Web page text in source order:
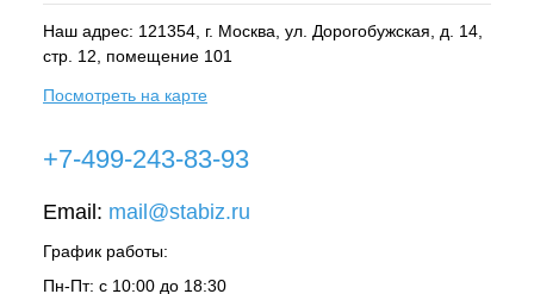
Наш адрес: 121354, г. Москва , ул. Дорогобужская, д. 14,
стр. 12, помещение 101
Посмотреть на карте
+7-499-243-83-93
Email: mail@stabiz.ru
График работы:
Пн-Пт: с 10:00 до 18:30